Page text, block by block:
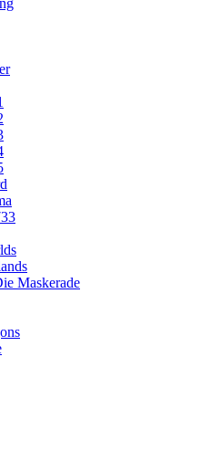
Maskerade